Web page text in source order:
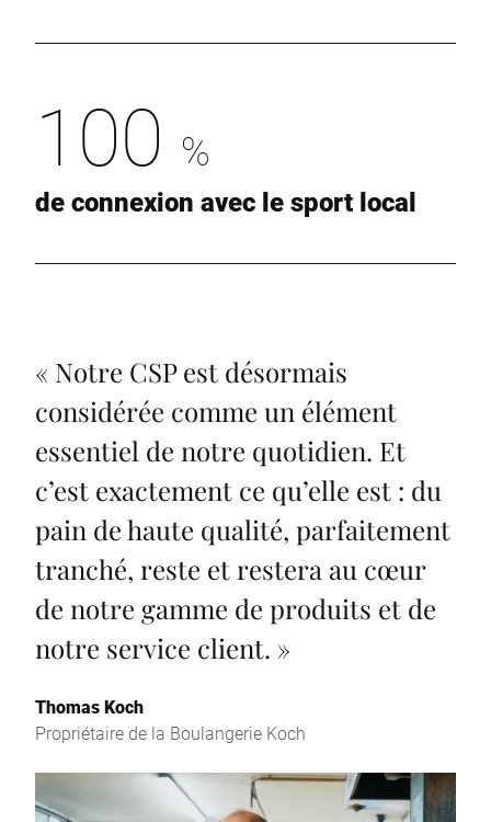
100 %
de connexion avec le sport local
« Notre CSP est désormais
considérée comme un élément
essentiel de notre quotidien. Et
c’est exactement ce qu’elle est : du
pain de haute qualité, parfaitement
tranché, reste et restera au cœur
de notre gamme de produits et de
notre service client. »
Thomas Koch
Propriétaire de la Boulangerie Koch